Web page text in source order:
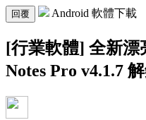
回覆 Android 軟體下載
[行業軟體] 全新漂
Notes Pro v4.1.7